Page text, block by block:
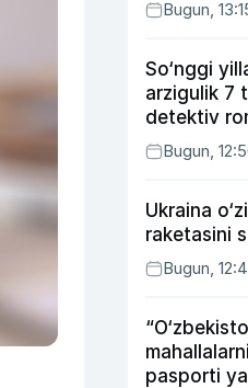
Bugun,
So‘nggi
arzigulik 7
detektiv
Bugun,
Ukraina
raketasini
Bugun,
pasporti